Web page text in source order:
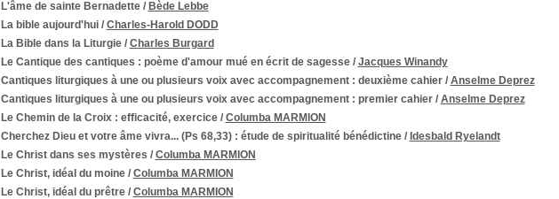
L'âme de sainte Bernadette/ Bède Lebbe
La bible aujourd'hui/ Charles-Harold DODD
La Bible dans la Liturgie/ Charles Burgard
Le Cantique des cantiques : poème d'amour mué en écrit de sagesse/ Jacques Winandy
Cantiques liturgiques à une ou plusieurs voix avec accompagnement: deuxième cahier/ Anselme Deprez
Cantiques liturgiques à une ou plusieurs voix avec accompagnement: premier cahier/ Anselme Deprez
Le Chemin de la Croix: efficacité, exercice/ Columba MARMION
Cherchez Dieu et votre âme vivra... (Ps 68,33): étude de spiritualité bénédictine/ Idesbald Ryelandt
Le Christ dans ses mystères / Columba MARMION
Le Christ, idéal du moine/ Columba MARMION
Le Christ, idéal du prêtre/ Columba MARMION